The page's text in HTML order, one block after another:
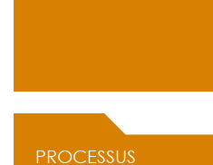
PROCESSUS